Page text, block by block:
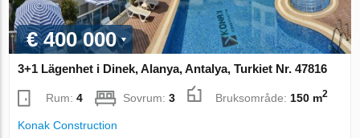
€ 400 000
3+1 Lägenhet i Dinek, Alanya, Antalya, Turkiet Nr. 47816
Rum:4 Sovrum:3 Bruksområde: 150 m2
Konak Construction